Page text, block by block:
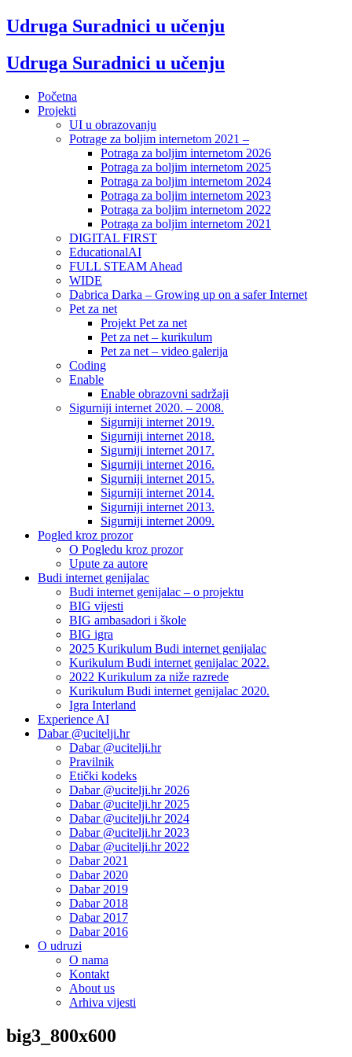
Udruga Suradnici u učenju
Udruga Suradnici u učenju
Početna
Projekti
UI u obrazovanju
Potrage za boljim internetom 2021 –
Potraga za boljim internetom 2026
Potraga za boljim internetom 2025
Potraga za boljim internetom 2024
Potraga za boljim internetom 2023
Potraga za boljim internetom 2022
Potraga za boljim internetom 2021
DIGITAL FIRST
EducationalAI
FULL STEAM Ahead
WIDE
Dabrica Darka – Growing up on a safer Internet
Pet za net
Projekt Pet za net
Pet za net – kurikulum
Pet za net – video galerija
Coding
Enable
Enable obrazovni sadržaji
Sigurniji internet 2020. – 2008.
Sigurniji internet 2019.
Sigurniji internet 2018.
Sigurniji internet 2017.
Sigurniji internet 2016.
Sigurniji internet 2015.
Sigurniji internet 2014.
Sigurniji internet 2013.
Sigurniji internet 2009.
Pogled kroz prozor
O Pogledu kroz prozor
Upute za autore
Budi internet genijalac
Budi internet genijalac – o projektu
BIG vijesti
BIG ambasadori i škole
BIG igra
2025 Kurikulum Budi internet genijalac
Kurikulum Budi internet genijalac 2022.
2022 Kurikulum za niže razrede
Kurikulum Budi internet genijalac 2020.
Igra Interland
Experience AI
Dabar @ucitelji.hr
Dabar @ucitelji.hr
Pravilnik
Etički kodeks
Dabar @ucitelji.hr 2026
Dabar @ucitelji.hr 2025
Dabar @ucitelji.hr 2024
Dabar @ucitelji.hr 2023
Dabar @ucitelji.hr 2022
Dabar 2021
Dabar 2020
Dabar 2019
Dabar 2018
Dabar 2017
Dabar 2016
O udruzi
O nama
Kontakt
About us
Arhiva vijesti
big3_800x600